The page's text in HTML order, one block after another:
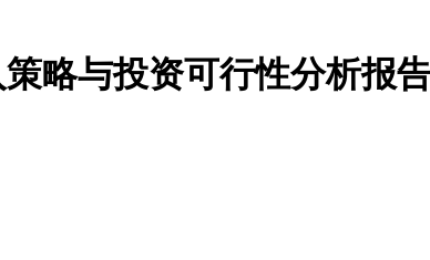
略与投资可行性分析报